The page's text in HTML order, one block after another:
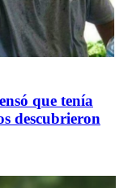
que tenía
descubrieron